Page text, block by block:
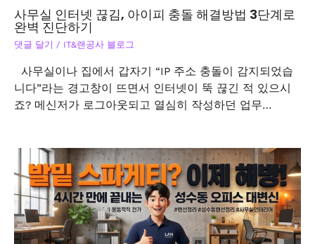
사무실 인터넷 끊김, 아이피 충돌 해결방법 3단계로
완벽 진단하기
댓글 달기 / IT&랜공사 블로그
사무실이나 집에서 갑자기 “IP 주소 충돌이 감지되었습
니다”라는 경고창이 뜨면서 인터넷이 뚝 끊긴 적 있으시
죠? 메신저가 로그아웃되고 열심히 작성하던 업무…